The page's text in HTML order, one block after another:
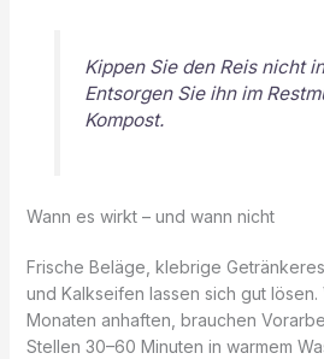
Kippen Sie den Reis nicht
Entsorgen Sie ihn im
Kompost.
Wann es wirkt – und wann nicht
Frische Beläge, klebrige
und Kalkseifen lassen sich gut
Monaten anhaften, brauchen
Stellen 30–60 Minuten in warmem